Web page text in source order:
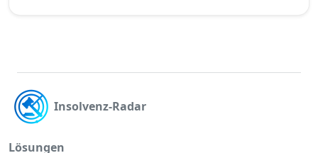
Insolvenz-Radar
Lösungen